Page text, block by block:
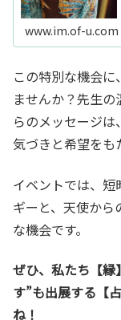
www.im.of-u.com
この特別な機会
ませんか？先生
らのメッセージ
気づきと希望をも
イベントでは、
ギーと、天使か
な機会です。
ぜひ、私たち【縁
す”も出展する【
ね！